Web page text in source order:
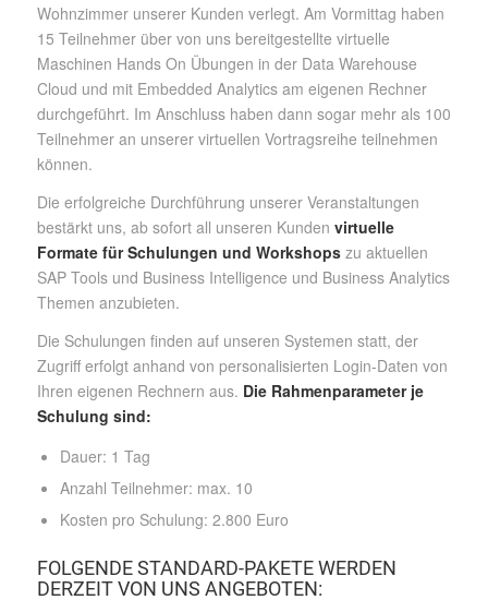
Wohnzimmer unserer Kunden verlegt. Am Vormittag haben
15 Teilnehmer über von uns bereitgestellte virtuelle
Maschinen Hands On Übungen in der Data Warehouse
Cloud und mit Embedded Analytics am eigenen Rechner
durchgeführt. Im Anschluss haben dann sogar mehr als 100
Teilnehmer an unserer virtuellen Vortragsreihe teilnehmen
können.
Die erfolgreiche Durchführung unserer Veranstaltungen
bestärkt uns, ab sofort all unseren Kunden virtuelle
Formate für Schulungen und Workshopszu aktuellen
SAP Tools und Business Intelligence und Business Analytics
Themen anzubieten.
Die Schulungen finden auf unseren Systemen statt, der
Zugriff erfolgt anhand von personalisierten Login-Daten von
Ihren eigenen Rechnern aus. Die Rahmenparameter je
Schulung sind:
Dauer: 1 Tag
Anzahl Teilnehmer: max. 10
Kosten pro Schulung: 2.800 Euro
FOLGENDE STANDARD-PAKETE WERDEN
DERZEIT VON UNS ANGEBOTEN: